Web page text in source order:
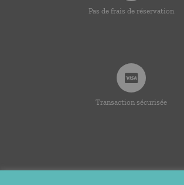
Pas de frais de réservation
Transaction sécurisée